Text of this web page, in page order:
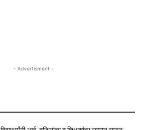
- Advertisment -